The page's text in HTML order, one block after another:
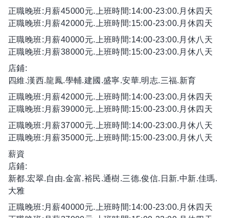
正職晚班:月薪45000元.上班時間:14:00-23:00.月休四天
正職晚班:月薪42000元.上班時間:15:00-23:00.月休四天
正職晚班:月薪40000元.上班時間:14:00-23:00.月休八天
正職晚班:月薪38000元.上班時間:15:00-23:00.月休八天
店鋪:
四維.漢西.龍鳳.學輔.建國.盛寧.安華.明志.三福.新育
正職晚班:月薪42000元.上班時間:14:00-23:00.月休四天
正職晚班:月薪39000元.上班時間:15:00-23:00.月休四天
正職晚班:月薪37000元.上班時間:14:00-23:00.月休八天
正職晚班:月薪35000元.上班時間:15:00-23:00.月休八天
薪資
店鋪:
新都.宏翠.自由.金富.裕民.通樹.三德.俊信.日新.中新.佳瑪.
大雅
正職晚班:月薪40000元.上班時間:14:00-23:00.月休四天